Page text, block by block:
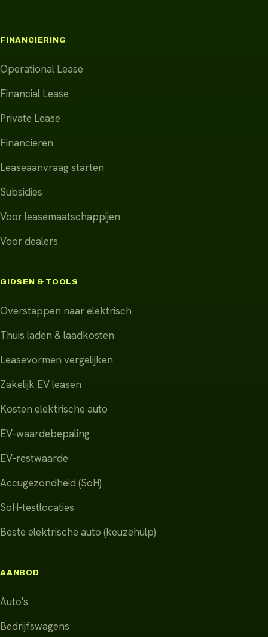
FINANCIERING
Operational Lease
Financial Lease
Private Lease
Financieren
Leaseaanvraag starten
Subsidies
Voor leasemaatschappijen
Voor dealers
GIDSEN & TOOLS
Overstappen naar elektrisch
Thuis laden & laadkosten
Leasevormen vergelijken
Zakelijk EV leasen
Kosten elektrische auto
EV-waardebepaling
EV-restwaarde
Accugezondheid (SoH)
SoH-testlocaties
Beste elektrische auto (keuzehulp)
AANBOD
Auto's
Bedrijfswagens